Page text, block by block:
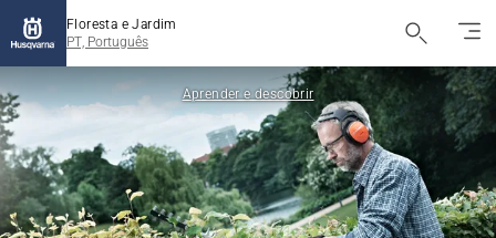
Floresta e Jardim
PT, Português
Aprender e descobrir